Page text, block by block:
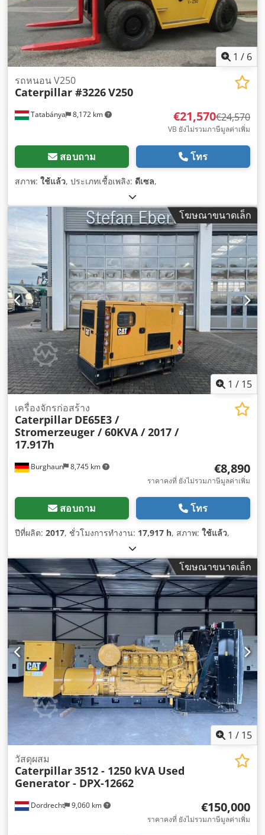
1 / 6
Tatabánya 8,172 km
รถหนอน V250
Caterpillar #3226V250
€21,570€24,570
VB ยังไม่รวมภาษีมูลค่าเพิ่ม
สอบถาม โทร
สภาพ: ใช้แล้ว, ประเภทเชื้อเพลิง: ดีเซล,
โฆษณาขนาดเล็ก
1 / 15
Burghaun 8,745 km
เครื่องจักรก่อสร้าง
Caterpillar DE65E3 /
Stromerzeuger / 60KVA / 2017 /
17.917h
€8,890
ราคาคงที่ ยังไม่รวมภาษีมูลค่าเพิ่ม
สอบถาม โทร
ปีที่ผลิต: 2017, ชั่วโมงการทำงาน: 17,917 h, สภาพ: ใช้แล้ว,
โฆษณาขนาดเล็ก
1 / 15
Dordrecht 9,060 km
วัสดุผสม
Caterpillar3512 - 1250 kVA Used
Generator - DPX-12662
€150,000
ราคาคงที่ ยังไม่รวมภาษีมูลค่าเพิ่ม